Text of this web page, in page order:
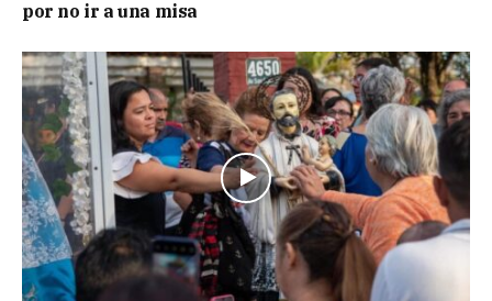
por no ir a una misa